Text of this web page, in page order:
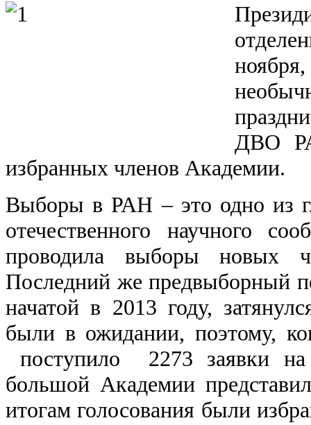
ДВО
избранных членов Академии.
Выборы в РАН – это одно из
отечественного научного
проводила выборы новых
Последний же предвыборный
начатой в 2013 году,
были в ожидании, поэтому,
поступило 2273 заявки
большой Академии
итогам голосования были